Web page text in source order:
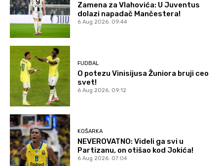
Zamena za Vlahovića: U Juventus
dolazi napadač Mančestera!
6 Aug 2026. 09:44
FUDBAL
O potezu Vinisijusa Žuniora bruji ceo
svet!
6 Aug 2026. 09:12
KOŠARKA
NEVEROVATNO: Videli ga svi u
Partizanu, on otišao kod Jokića!
6 Aug 2026. 07:04